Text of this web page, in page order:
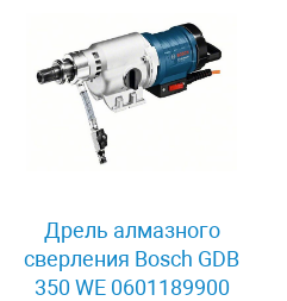
Дрель алмазного
сверления Bosch GDB
350 WE 0601189900